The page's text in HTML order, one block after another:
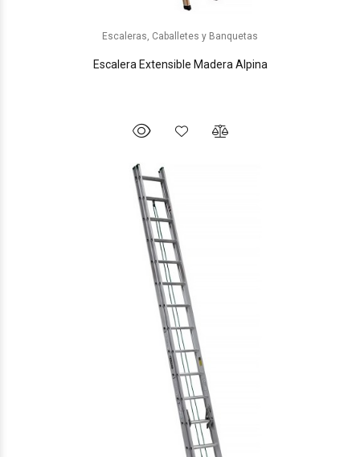
Escaleras, Caballetes y Banquetas
Escalera Extensible Madera Alpina